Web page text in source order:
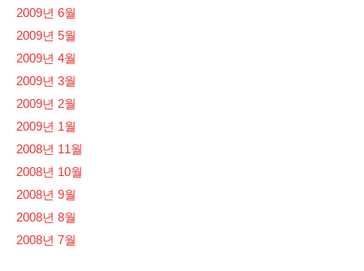
2009년 6월
2009년 5월
2009년 4월
2009년 3월
2009년 2월
2009년 1월
2008년 11월
2008년 10월
2008년 9월
2008년 8월
2008년 7월